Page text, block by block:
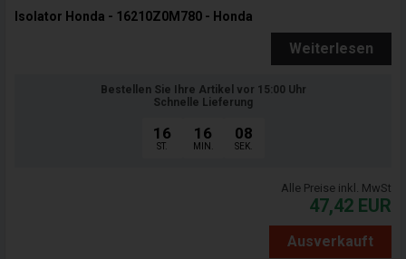
Isolator Honda - 16210Z0M780 - Honda
Weiterlesen
Bestellen Sie Ihre Artikel vor 15:00 Uhr
Schnelle Lieferung
16
ST.
16
MIN.
07
SEK.
Alle Preise inkl. MwSt
47,42 EUR
Ausverkauft